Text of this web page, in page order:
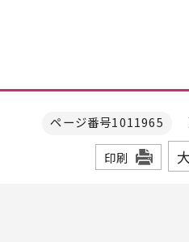
ページ番号1011965
印刷